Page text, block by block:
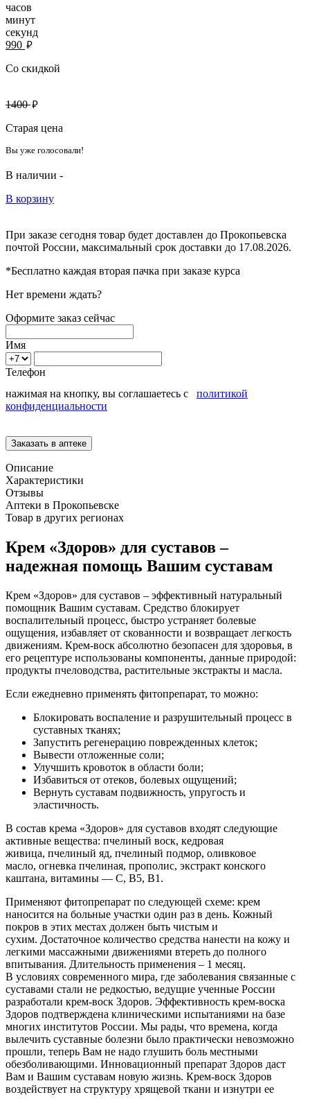
часов
минут
секунд
990 руб.
Со скидкой
1400руб.
Старая цена
Вы уже голосовали!
В наличии -
В корзину
При заказе сегодня товар будет доставлен до Прокопьевска
почтой России, максимальный срок доставки до 17.08.2026.
*Бесплатно каждая вторая пачка при заказе курса
Нет времени ждать?
Оформите заказ сейчас
Имя
Телефон
нажимая на кнопку, вы соглашаетесь с политикой
конфиденциальности
Описание
Характеристики
Отзывы
Аптеки в Прокопьевске
Товар в других регионах
Крем «Здоров» для суставов –
надежная помощь Вашим суставам
Крем «Здоров» для суставов – эффективный натуральный
помощник Вашим суставам. Средство блокирует
воспалительный процесс, быстро устраняет болевые
ощущения, избавляет от скованности и возвращает легкость
движениям. Крем-воск абсолютно безопасен для здоровья, в
его рецептуре использованы компоненты, данные природой:
продукты пчеловодства, растительные экстракты и масла.
Если ежедневно применять фитопрепарат, то можно:
Блокировать воспаление и разрушительный процесс в
суставных тканях;
Запустить регенерацию поврежденных клеток;
Вывести отложенные соли;
Улучшить кровоток в области боли;
Избавиться от отеков, болевых ощущений;
Вернуть суставам подвижность, упругость и
эластичность.
В состав крема «Здоров» для суставов входят следующие
активные вещества: пчелиный воск, кедровая
живица, пчелиный яд, пчелиный подмор, оливковое
масло, огневка пчелиная, прополис, экстракт конского
каштана, витамины — С, В5, В1.
Применяют фитопрепарат по следующей схеме: крем
наносится на больные участки один раз в день. Кожный
покров в этих местах должен быть чистым и
сухим. Достаточное количество средства нанести на кожу и
легкими массажными движениями втереть до полного
впитывания. Длительность применения – 1 месяц.
В условиях современного мира, где заболевания связанные с
суставами стали не редкостью, ведущие ученные России
разработали крем-воск Здоров. Эффективность крем-воска
Здоров подтверждена клиническими испытаниями на базе
многих институтов России. Мы рады, что времена, когда
вылечить суставные болезни было практически невозможно
прошли, теперь Вам не надо глушить боль местными
обезболивающими. Инновационный препарат Здоров даст
Вам и Вашим суставам новую жизнь. Крем-воск Здоров
воздействует на структуру хрящевой ткани и изнутри ее